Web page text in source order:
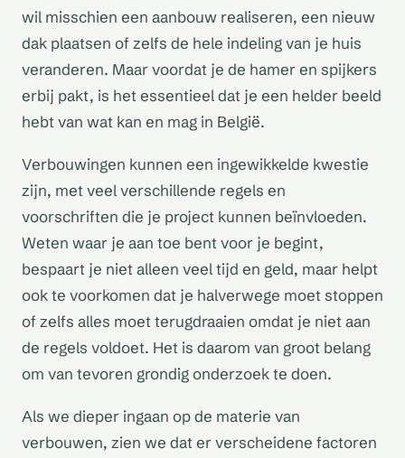
wil misschien een aanbouw realiseren, een nieuw
dak plaatsen of zelfs de hele indeling van je huis
veranderen. Maar voordat je de hamer en spijkers
erbij pakt, is het essentieel dat je een helder beeld
hebt van wat kan en mag in België.
Verbouwingen kunnen een ingewikkelde kwestie
zijn, met veel verschillende regels en
voorschriften die je project kunnen beïnvloeden.
Weten waar je aan toe bent voor je begint,
bespaart je niet alleen veel tijd en geld, maar helpt
ook te voorkomen dat je halverwege moet stoppen
of zelfs alles moet terugdraaien omdat je niet aan
de regels voldoet. Het is daarom van groot belang
om van tevoren grondig onderzoek te doen.
Als we dieper ingaan op de materie van
verbouwen, zien we dat er verscheidene factoren